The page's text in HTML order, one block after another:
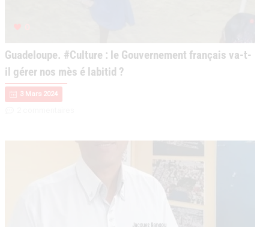
Guadeloupe. #Culture : le Gouvernement français va-t-
il gérer nos mès é labitid ?
3 Mars 2024